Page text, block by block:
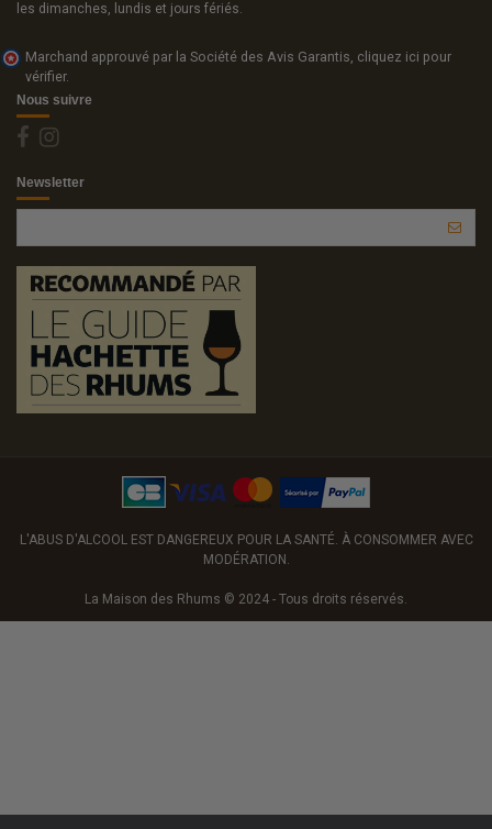
les dimanches, lundis et jours fériés.
Marchand approuvé par la Société des Avis Garantis, cliquez ici pour
vérifier.
Nous suivre
Newsletter
L'ABUS D'ALCOOL EST DANGEREUX POUR LA SANTÉ. À CONSOMMER AVEC
MODÉRATION.
La Maison des Rhums © 2024 - Tous droits réservés.